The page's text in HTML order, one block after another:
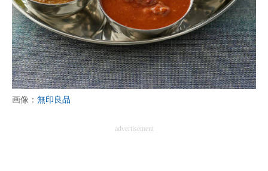
画像： 無印良品
advertisement